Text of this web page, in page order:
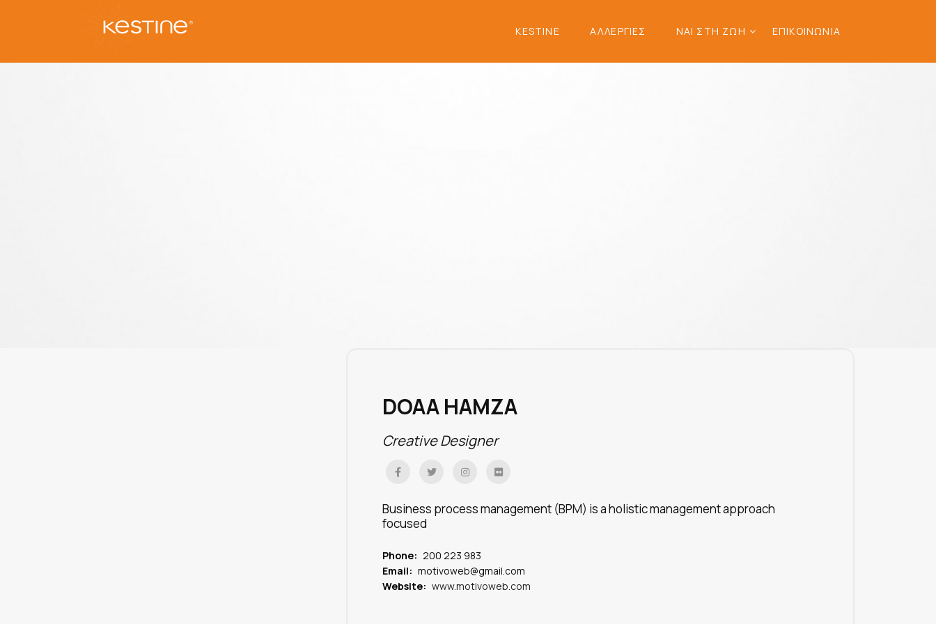
KESTINE ΑΛΛΕΡΓΙΕΣ ΝΑΙ ΣΤΗ ΖΩΗ ΕΠΙΚΟΙΝΩΝΙΑ
DOAA HAMZA
Creative Designer
Business process management (BPM) is a holistic management approach
focused
Phone: 200 223 983
Email: motivoweb@gmail.com
Website: www.motivoweb.com